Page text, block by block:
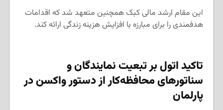
این مقام ارشد مالی کبک همچنین متعهد شد که اقدامات
هدفمندی را برای مبارزه با افزایش هزینه زندگی ارائه کند.
تاکید اتول بر تبعیت نمایندگان و
سناتورهای محافظه‌کار از دستور واکسن در
پارلمان